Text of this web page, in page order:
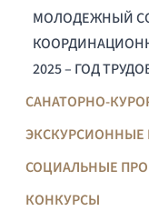
МОЛОДЕЖНЫЙ
2025 – ГОД
САНАТОРНО-
ЭКСКУРСИОННЫЕ
СОЦИАЛЬНЫЕ
КОНКУРСЫ